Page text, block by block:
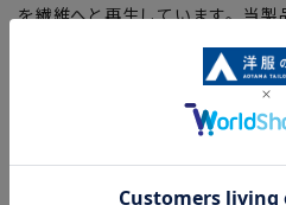
を繊維へと再生しています。当
『ECOBLUE』を使用しています
【シルエット】《細め(スリム)》 (
【商品に関するご注意】
■商品画像はサンプルのため、色